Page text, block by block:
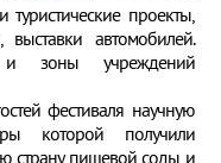
проекты,
выставки автомобилей.
и зоны учреждений
фестиваля научную
которой получили
страну пищевой соды и